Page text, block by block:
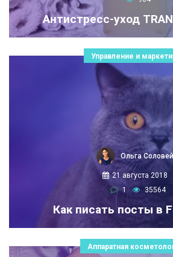
Антистресс-уход
Управление и
Ольга Соловей
21 августа 2018
1
35564
Как писать посты в
Аппаратная